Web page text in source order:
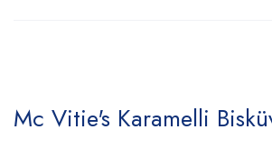
Mc Vitie's Karamelli